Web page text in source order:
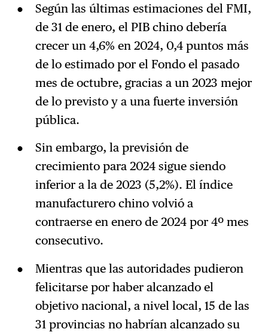
Según las últimas estimaciones del FMI,
de 31 de enero, el PIB chino debería
crecer un 4,6% en 2024, 0,4 puntos más
de lo estimado por el Fondo el pasado
mes de octubre, gracias a un 2023 mejor
de lo previsto y a una fuerte inversión
pública.
Sin embargo, la previsión de
crecimiento para 2024 sigue siendo
inferior a la de 2023 (5,2%). El índice
manufacturero chino volvió a
contraerse en enero de 2024 por 4º mes
consecutivo.
Mientras que las autoridades pudieron
felicitarse por haber alcanzado el
objetivo nacional, a nivel local, 15 de las
31 provincias no habrían alcanzado su